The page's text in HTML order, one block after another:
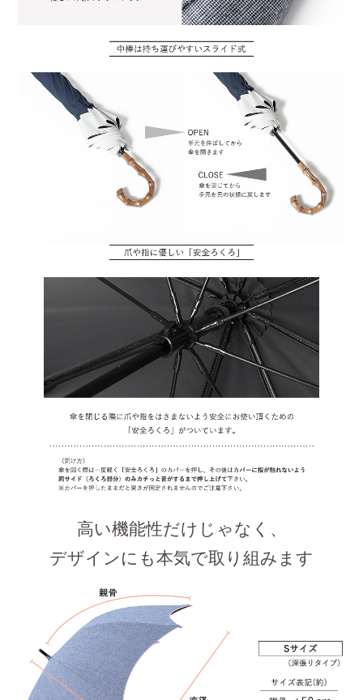
高い機能性だけじゃなく、
デザインにも本気で取り組みます